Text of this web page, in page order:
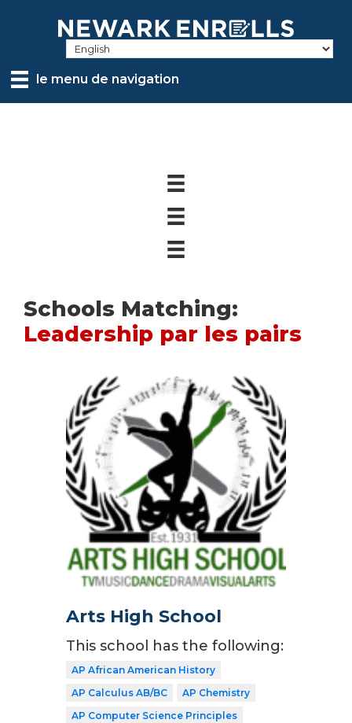
contentle menu de navigation
Schools Matching:
Leadership par les pairs
Arts High School
This school has the following:
AP African American History
AP Calculus AB/BC
AP Chemistry
AP Computer Science Principles